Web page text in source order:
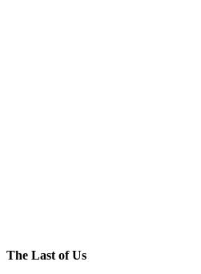
The Last of Us